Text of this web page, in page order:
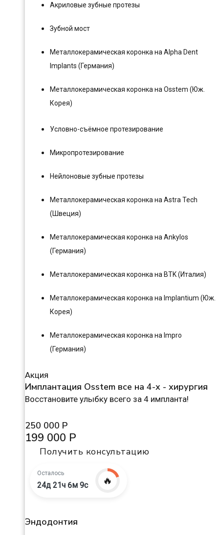
Акриловые зубные протезы
Зубной мост
Металлокерамическая коронка на Alpha Dent
Implants (Германия)
Металлокерамическая коронка на Osstem (Юж.
Корея)
Условно-съёмное протезирование
Микропротезирование
Нейлоновые зубные протезы
Металлокерамическая коронка на Astra Tech
(Швеция)
Металлокерамическая коронка на Ankylos
(Германия)
Металлокерамическая коронка на BTK (Италия)
Металлокерамическая коронка на Implantium (Юж.
Корея)
Металлокерамическая коронка на Impro
(Германия)
Акция
Имплантация Osstem все на 4-х - хирургия
Восстановите улыбку всего за 4 импланта!
250 000 Р
199 000 Р
Получить консультацию
Осталось
24д 21ч 6м 8с 🔥
Эндодонтия